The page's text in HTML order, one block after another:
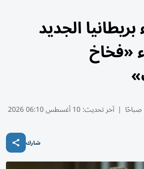
الجديد
«فخاخ
| آخر تحديث:10 أغسطس 06:10 2026
شارك